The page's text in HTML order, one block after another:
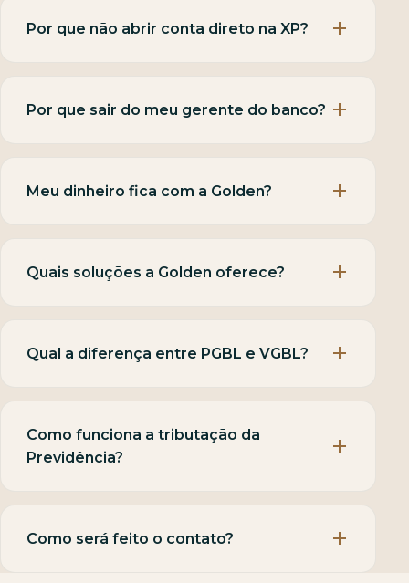
Por que não abrir conta direto na XP?
Por que sair do meu gerente do banco?
Meu dinheiro fica com a Golden?
Quais soluções a Golden oferece?
Qual a diferença entre PGBL e VGBL?
Como funciona a tributação da
Previdência?
Como será feito o contato?